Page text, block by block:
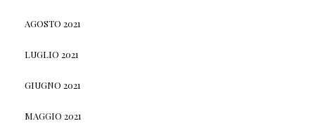
AGOSTO 2021
LUGLIO 2021
GIUGNO 2021
MAGGIO 2021